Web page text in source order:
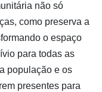
não só
como preserva a
o espaço
para todas as
população e os
presentes para